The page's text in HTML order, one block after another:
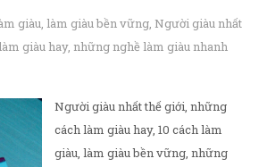
giàu, làm giàu bền vững, Người giàu nhất
giàu hay, những nghề làm giàu nhanh
Người giàu nhất thế giới, những
cách làm giàu hay, 10 cách làm
giàu, làm giàu bền vững, những